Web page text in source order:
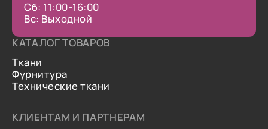
Сб: 11:00-16:00
Вс: Выходной
КАТАЛОГ ТОВАРОВ
Ткани
Фурнитура
Технические ткани
КЛИЕНТАМ И ПАРТНЕРАМ